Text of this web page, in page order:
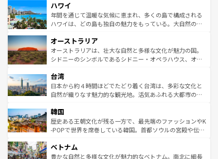
ば市内交通費無料で観光を楽しむこともできる。 なお、新
着のスイス情報はコンテンツ一覧 を参照してほしい。
のような巨大都市は、観光、ショッピング、エンターテイ
ンメントが詰まった刺激的なスポットだ。一方、アメリカ
西部には大自然が広がり、グランドキャニオンやイエロー
部のニューオーリンズでは、音楽と美食が融合した独特の
文化が魅力。旅行者はアメリカの各地域で異なる魅力を楽
しみながら、その多様性と豊かな歴史を感じることができ
ならではの贅沢な旅のスタイルだ。 なお、新着のアメリカ
情報はコンテンツ一覧を参照してほしい。
ハワイ
年間を通じて温暖な気候に恵まれ、多くの島で構成される
ハワイは、どの島も独自の魅力をもっている。大自然の神
ワイ島は見逃せない。また、定番の観光地といえばオアフ
島だが、静かな自然を求めるならマウイ島やカウアイ島が
おすすめ。エメラルドグリーンに輝く海をはじめ、豊かな
れるおもてなしの心で訪れる人々を迎えてくれるハワイの
人々、おいしいローカルフードやハワイアンミュージッ
ク、伝統的なフラダンスなど、すべてがハワイの魅力を彩
ワイを、存分に味わってほしい。 なお、新着のハワイ情報
はコンテンツ一覧を参照してほしい。
オーストラリア
オーストラリアは、壮大な自然と多様な文化が魅力の国。
シドニーのシンボルであるシドニー・オペラハウス、オー
リアリーフや大陸中央部にそびえるウルル（エアーズロッ
ク）、タスマニアの美しい原生林やケアンズの熱帯雨林な
ど、見どころがたくさん。また、カフェやワイン、オージ
いる。アクティビティも充実しており、サーフィンやダイ
ビング、ハイキングなど、アウトドア好きにはたまらな
い。オーストラリアの多彩な魅力を存分に味わいつくそ
参照してほしい。
台湾
日本から約４時間ほどでたどり着く台湾は、多彩な文化と
自然が織りなす魅力的な観光地。活気あふれる大都市の台
ン）、静ひつな山岳地帯である台湾東部など、都市の喧騒
と山間の静けさが共存しており、訪れる人に新しい発見と
驚きをもたらしてくれる。また、奥深い台湾の食文化も魅
容にもいいと評判のスイーツなど、バラエティ豊かな料理
が味わえる。 なお、新着の台湾情報は コンテンツ一覧を参
韓国
歴史ある王朝文化が残る一方で、最先端のファッションやK
-POPで世界を席巻している韓国。首都ソウルの宮殿や伝統
き、地方に足を延ばせば四季折々の自然美を楽しむことが
できる。そして、キムチや焼肉、絶品のストリートフード
ベトナム
豊かな自然と多様な文化が魅力的なベトナム。南北に細長